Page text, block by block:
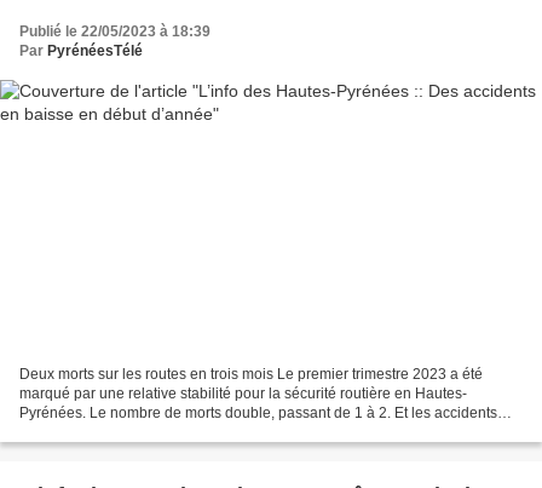
Publié le 22/05/2023 à 18:39
Par PyrénéesTélé
Deux morts sur les routes en trois mois Le premier trimestre 2023 a été
marqué par une relative stabilité pour la sécurité routière en Hautes-
Pyrénées. Le nombre de morts double, passant de 1 à 2. Et les accidents